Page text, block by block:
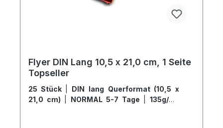
Flyer DIN Lang 10,5 x 21,0 cm, 1 Seite
Topseller
25 Stück
DIN lang Querformat (10,5 x
21,0 cm)
NORMAL 5-7 Tage
135g/m²